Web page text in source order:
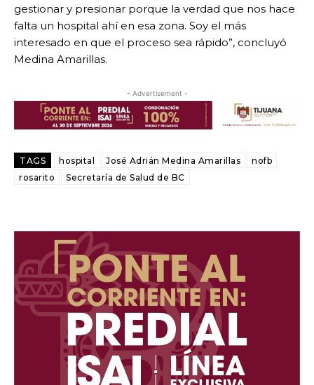
gestionar y presionar porque la verdad que nos hace
falta un hospital ahí en esa zona. Soy el más
interesado en que el proceso sea rápido”, concluyó
Medina Amarillas.
- Advertisement -
TAGS hospital José Adrián Medina Amarillas
nofb
rosarito
Secretaría de Salud de BC